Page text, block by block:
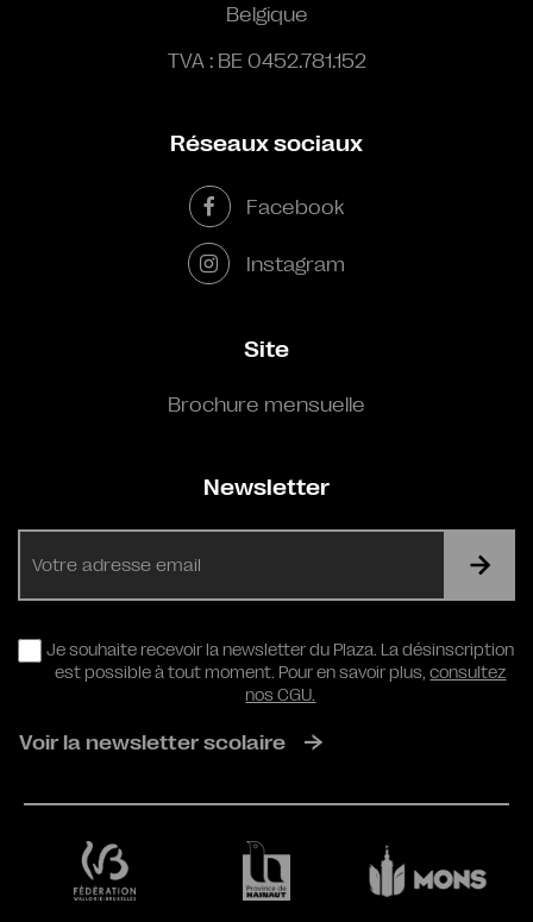
Belgique
TVA : BE 0452.781.152
Réseaux sociaux
Facebook
Instagram
Site
Brochure mensuelle
Newsletter
RGPD
Je souhaite recevoir la newsletter du Plaza. La désinscription
est possible à tout moment. Pour en savoir plus,consultez
nos CGU.
Voir la newsletter scolaire